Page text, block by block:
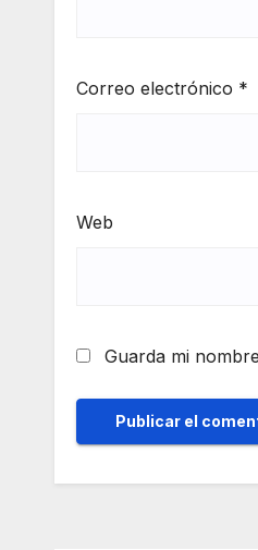
Correo electrónico *
Web
Guarda mi